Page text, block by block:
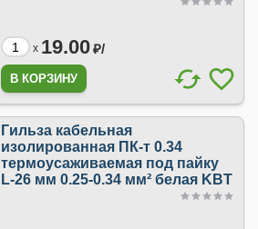
x 19.00₽/
Гильза кабельная
изолированная ПК-т 0.34
термоусаживаемая под пайку
L-26 мм 0.25-0.34 мм² белая KBT